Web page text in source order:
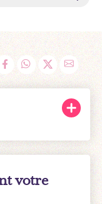
votre